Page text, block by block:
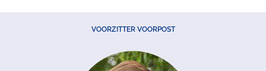
VOORZITTER VOORPOST